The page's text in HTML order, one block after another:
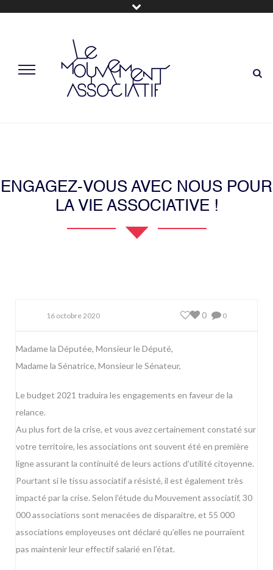
ENGAGEZ-VOUS AVEC NOUS POUR
LA VIE ASSOCIATIVE !
16 octobre 2020 0
0
Madame la Députée, Monsieur le Député,
Madame la Sénatrice, Monsieur le Sénateur,
Le budget 2021 traduira les engagements en faveur de la
relance.
Au plus fort de la crise, et vous avez certainement constaté sur
votre territoire, les associations ont souvent été en première
ligne assurant la continuité de leurs actions d’utilité citoyenne.
Pourtant si le tissu associatif a résisté, il est également très
impacté par la crise. Selon l’étude du Mouvement associatif, 30
000 associations sont menacées de disparaitre, et 55 000
associations employeuses ont déclaré qu’elles ne pourraient
pas maintenir leur effectif salarié en l’état.